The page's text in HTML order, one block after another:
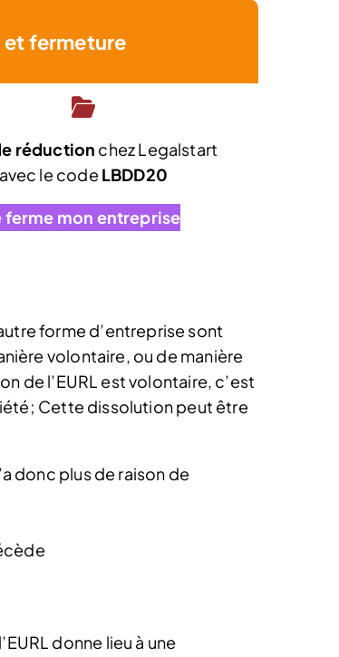
fermeture
réduction chez Legalstart
avec le code LBDD20
ferme mon entreprise
forme d’entreprise sont
volontaire, ou de manière
de l’EURL est volontaire, c’est
Cette dissolution peut être
donc plus de raison de
donne lieu à une